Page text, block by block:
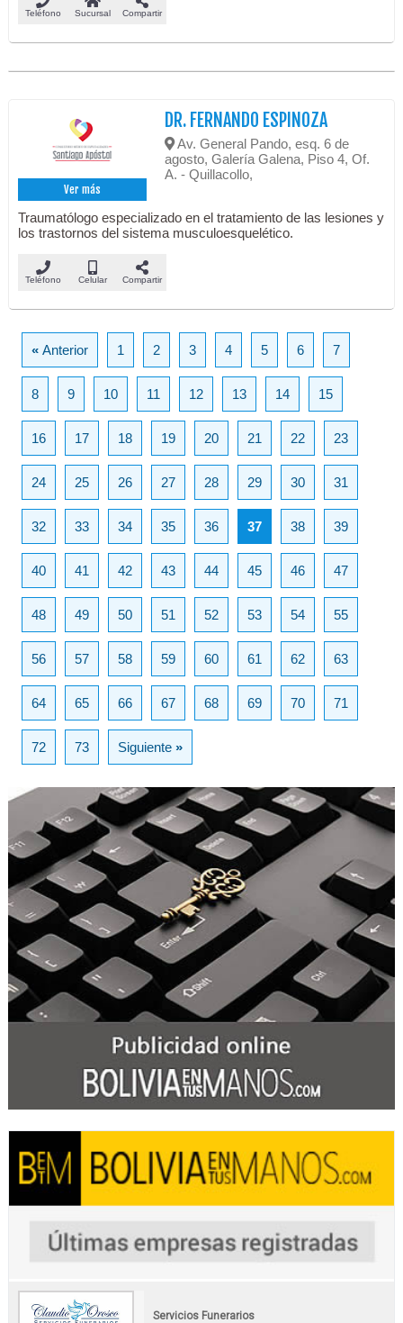
Teléfono Sucursal Compartir
Ver más
DR. FERNANDO ESPINOZA
Av. General Pando, esq. 6 de
agosto, Galería Galena, Piso 4, Of.
A. - Quillacollo,
Traumatólogo especializado en el tratamiento de las lesiones y
los trastornos del sistema musculoesquelético.
Teléfono Celular Compartir
«Anterior 1 2 3 4 5 6 7
8 9 10 11 12 13 14 15
16 17 18 19 20 21 22 23
24 25 26 27 28 29 30 31
32 33 34 35 36 37 38 39
40 41 42 43 44 45 46 47
48 49 50 51 52 53 54 55
56 57 58 59 60 61 62 63
64 65 66 67 68 69 70 71
72 73 Siguiente»
Servicios Funerarios